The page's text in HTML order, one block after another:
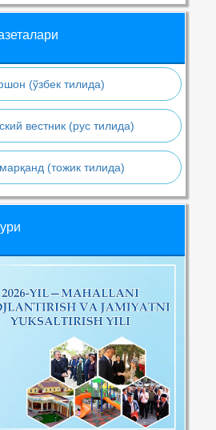
(ўзбек тилида)
вестник (рус тилида)
(тожик тилида)